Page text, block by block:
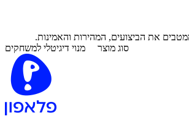
סוג מוצר מנוי דיגיטלי למשחקים